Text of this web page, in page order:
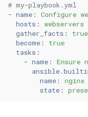
# my-playbook.yml
- name :
Configure
hosts :
webservers
gather_facts :
true
become :
true
tasks :
- name :
Ensure
name :
nginx
state :